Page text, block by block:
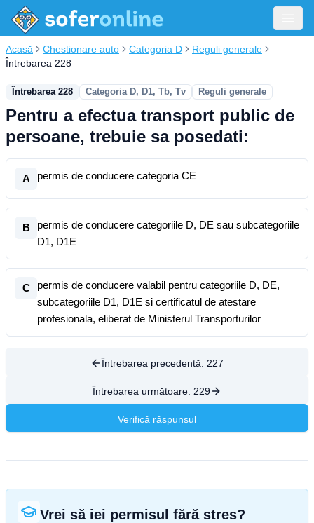
Acasă Chestionare auto Categoria D
Reguli generale
Întrebarea 228
Întrebarea 228 Categoria D, D1, Tb, Tv Reguli generale
Pentru a efectua transport public de
persoane, trebuie sa posedati:
A permis de conducere categoria CE
B
permis de conducere categoriile D, DE sau subcategoriile
D1, D1E
C
permis de conducere valabil pentru categoriile D, DE,
subcategoriile D1, D1E si certificatul de atestare
profesionala, eliberat de Ministerul Transporturilor
Întrebarea precedentă: 227
Întrebarea următoare: 229
Verifică răspunsul
Vrei să iei permisul fără stres?